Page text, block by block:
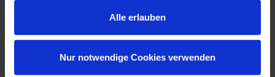
Alle erlauben
Nur notwendige Cookies verwenden